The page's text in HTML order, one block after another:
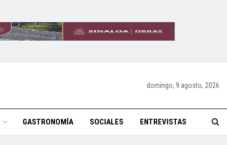
domingo, 9 agosto, 2026
GASTRONOMÍA SOCIALES ENTREVISTAS